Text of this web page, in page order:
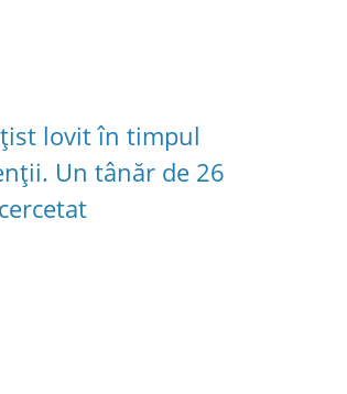
lovit în timpul
Un tânăr de 26